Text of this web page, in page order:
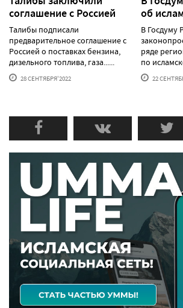
соглашение с Россией
Талибы подписали
предварительное соглашение с
Россией о поставках бензина,
дизельного топлива, газа......
28 СЕНТЯБРЯ'2022
об
В Госдуму
ряде
по
22